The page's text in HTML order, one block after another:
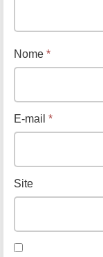
Nome *
E-mail *
Site